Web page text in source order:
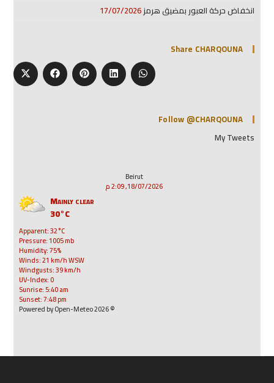
انخفاض حركة العبور بمضيق هرمز17/07/2026
Share CHARQOUNA
Follow @CHARQOUNA
My Tweets
Beirut
18/07/2026, 2:09 م
Mainly clear
30°C
Apparent: 32°C
Pressure: 1005 mb
Humidity: 75%
Winds: 21 km/h WSW
Windgusts: 39 km/h
UV-Index: 0
Sunrise: 5:40 am
Sunset: 7:48 pm
© 2026 Powered by Open-Meteo